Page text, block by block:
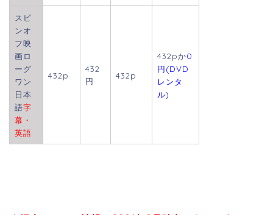
スピ
ンオ
フ映
画ロ
ーグ
ワン
日本
語字
幕・
英語
432p
432
円
432p
432pか0
円(DVD
レンタ
ル)